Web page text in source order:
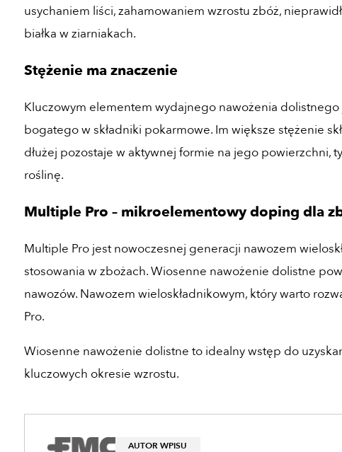
usychaniem liści, zahamowaniem wzrostu zbóż,
białka w ziarniakach.
Stężenie ma znaczenie
Kluczowym elementem wydajnego nawożenia
bogatego w składniki pokarmowe. Im większe stężenie
dłużej pozostaje w aktywnej formie na jego powierzchni,
roślinę.
Multiple Pro – mikroelementowy doping dla
Multiple Pro jest nowoczesnej generacji nawozem
stosowania w zbożach. Wiosenne nawożenie dolistne
nawozów. Nawozem wieloskładnikowym, który warto
Pro.
Wiosenne nawożenie dolistne to idealny wstęp do
kluczowych okresie wzrostu.
AUTOR WPISU